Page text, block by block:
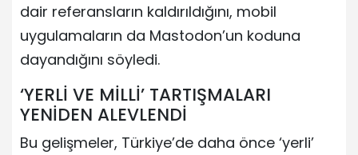
dair referansların kaldırıldığını, mobil
uygulamaların da Mastodon’un koduna
dayandığını söyledi.
‘YERLİ VE MİLLİ’ TARTIŞMALARI
YENİDEN ALEVLENDİ
Bu gelişmeler, Türkiye’de daha önce ‘yerli’